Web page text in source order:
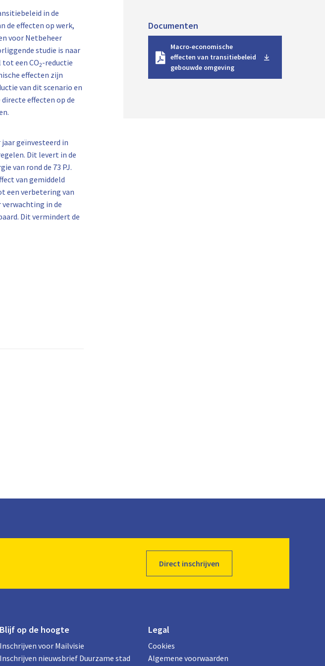
in de
de effecten op werk,
voor Netbeheer
studie is naar
een CO2-reductie
effecten zijn
van dit scenario en
effecten op de
geïnvesteerd in
Dit levert in de
van rond de 73 PJ.
van gemiddeld
een verbetering van
verwachting in de
Dit vermindert de
Documenten
Macro-economische
effecten van transitiebeleid
gebouwde omgeving
l
Direct inschrijven
Blijf op de hoogte
Inschrijven voor Mailvisie
Inschrijven nieuwsbrief Duurzame stad
Legal
Cookies
Algemene voorwaarden